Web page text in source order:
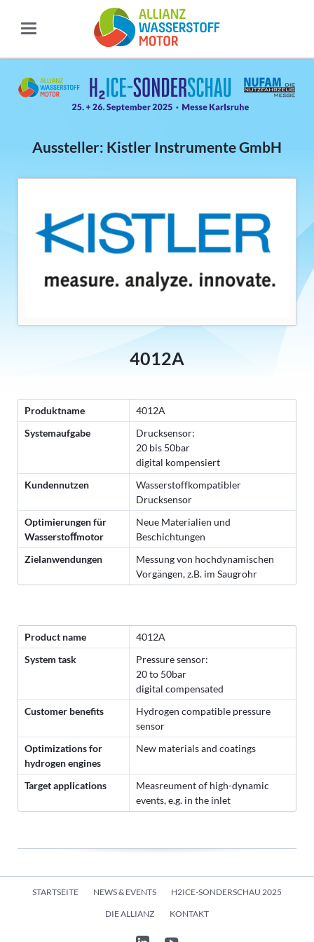
Aussteller: Kistler Instrumente GmbH
4012A
Produktname
4012A
Systemaufgabe
Drucksensor:
20 bis 50bar
digital kompensiert
Kundennutzen
Wasserstoffkompatibler
Drucksensor
Optimierungen für
Wasserstoﬀmotor
Neue Materialien und
Beschichtungen
Zielanwendungen
Messung von hochdynamischen
Vorgängen, z.B. im Saugrohr
Product name
4012A
System task
Pressure sensor:
20 to 50bar
digital compensated
Customer benefits
Hydrogen compatible pressure
sensor
Optimizations for
hydrogen engines
New materials and coatings
Target applications
Measreument of high-dynamic
events, e.g. in the inlet
STARTSEITE NEWS & EVENTS H2ICE-SONDERSCHAU 2025
DIE ALLIANZ KONTAKT